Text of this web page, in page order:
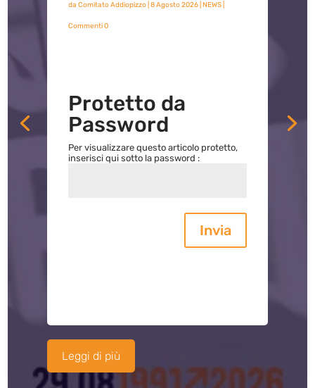
da Comitato Addiopizzo| 8 Agosto 2026| NEWS|
Commenti 0
Protetto da
Password
Per visualizzare questo articolo protetto,
inserisci qui sotto la password :
Invia
Leggi di più